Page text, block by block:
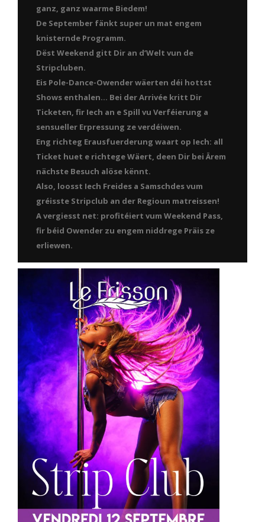
ganz, ganz waarme Biedem!
De September fänkt super un mat engem
knisternde Programm.
Dëst Weekend gitt Dir an d’Welt vun de
Stripcluben.
Eis Pole-Dance-Owender wäerten déi hottst
Shows enthalen… Bei der Arrivée kritt Dir
Ticketen, fir Iech an e Spill vu Verféierung a
sensueller Erpressung ze verdéiwen.
Eng richteg Erausfuerderung waart op Iech: all
Ticket huet e richtege Wäert, deen Dir bei Ärem
nächste Besuch alöse kënnt.
Also, loosst Iech Freides a Samschdes vum
gréisste Stripclub an der Regioun matreissen!
A vergiesst net: profitéiert vum Weekend Pass,
fir béid Owender zu engem niddrege Präis ze
erliewen.